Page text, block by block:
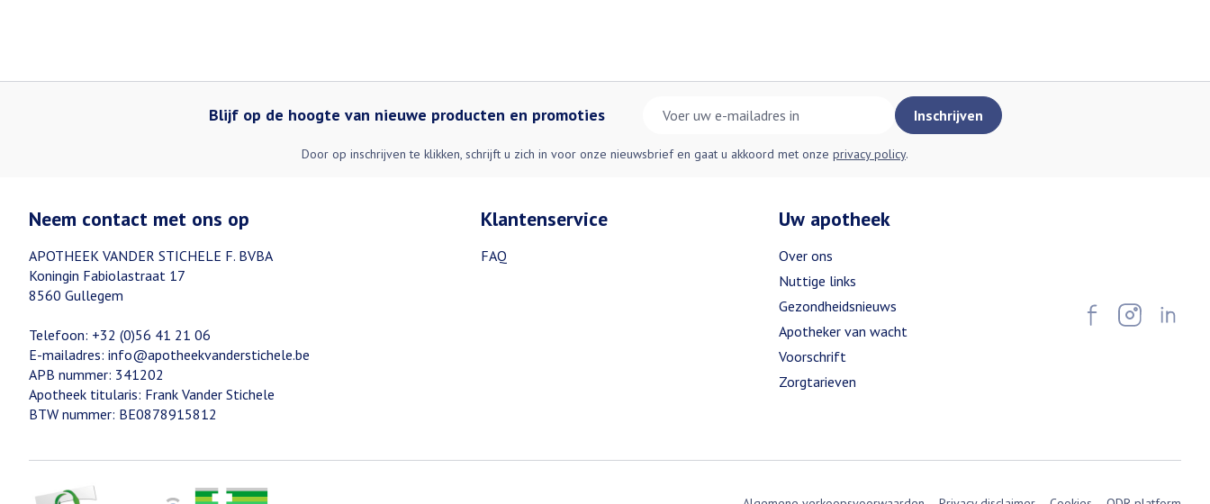
Blijf op de hoogte van nieuwe producten en promoties Inschrijven
Door op inschrijven te klikken, schrijft u zich in voor onze nieuwsbrief en gaat u akkoord met onze privacy policy.
Neem contact met ons op
APOTHEEK VANDER STICHELE F. BVBA
Koningin Fabiolastraat 17
8560 Gullegem
Telefoon: +32 (0)56 41 21 06
E-mailadres: info@apotheekvanderstichele.be
APB nummer: 341202
Apotheek titularis: Frank Vander Stichele
BTW nummer: BE0878915812
Klantenservice
FAQ
Uw apotheek
Over ons
Nuttige links
Gezondheidsnieuws
Apotheker van wacht
Voorschrift
Zorgtarieven